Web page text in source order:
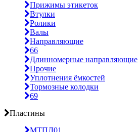
Прижимы этикеток
Втулки
Ролики
Валы
Направляющие
66
Длинномерные направляющие
Прочие
Уплотнения ёмкостей
Тормозные колодки
69
Пластины